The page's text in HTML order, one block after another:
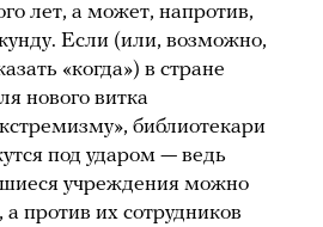
лет, а может, напротив,
Если (или, возможно,
«когда») в стране
нового витка
библиотекари
под ударом — ведь
учреждения можно
против их сотрудников